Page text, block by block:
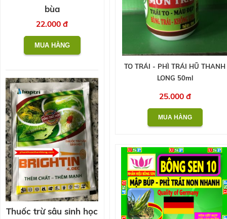
TO TRÁI - PHÌ TRÁI HŨ THANH
LONG 50ml
25.000 đ
bùa
22.000 đ
Thuốc trừ sâu sinh học